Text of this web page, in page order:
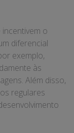
o
diferencial
exemplo,
às
Além disso,
regulares